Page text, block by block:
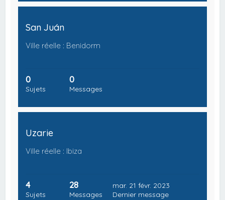
San Juán
Ville réelle : Benidorm
0
Sujets
0
Messages
Uzarie
Ville réelle : Ibiza
4
Sujets
28
Messages
mar. 21 févr. 2023
Dernier message